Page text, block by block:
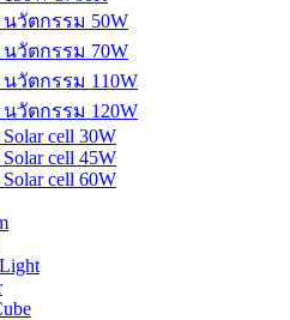
นวัตกรรม 50W
นวัตกรรม 70W
นวัตกรรม 110W
นวัตกรรม 120W
cell 30W
cell 45W
cell 60W